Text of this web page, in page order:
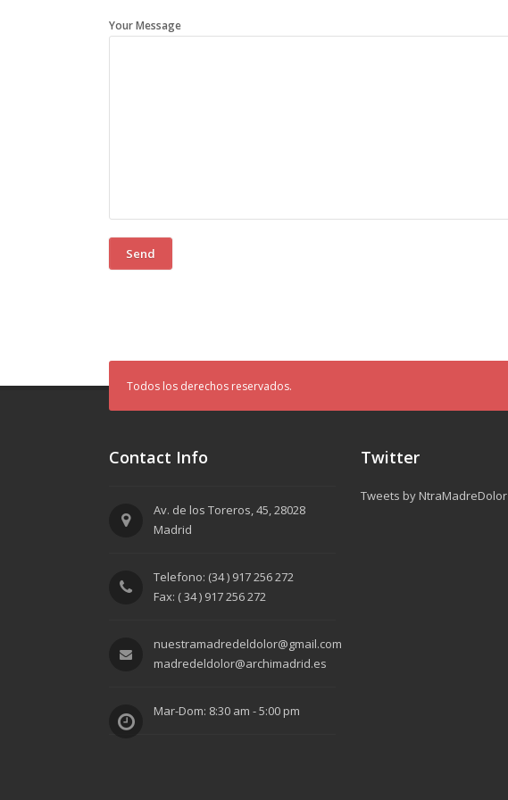
Your Message
Todos los derechos reservados.
Contact Info
Av. de los Toreros, 45, 28028
Madrid
Telefono: (34 ) 917 256 272
Fax: ( 34 ) 917 256 272
nuestramadredeldolor@gmail.com
madredeldolor@archimadrid.es
Mar-Dom: 8:30 am - 5:00 pm
Twitter
Tweets by NtraMadreDolor